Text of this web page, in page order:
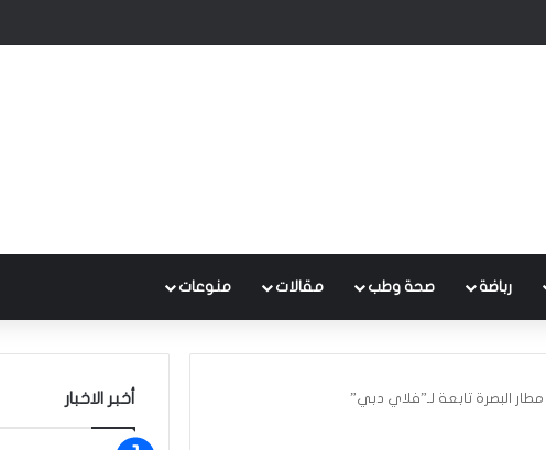
النفايات بالتعاون مع البنك الدولي
رباضة صحة وطب مقالات منوعات
البصرة تابعة لـ”فلاي دبي” أخبر الاخبار